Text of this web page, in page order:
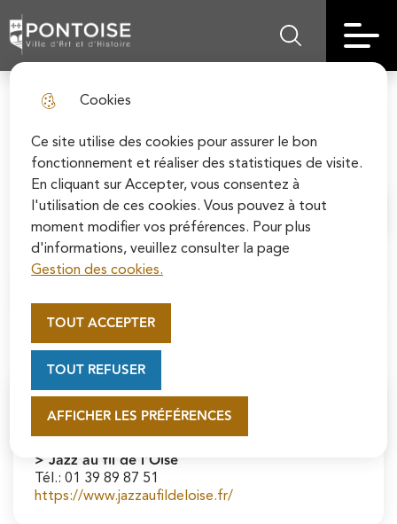
Cookies
Ce site utilise des cookies pour assurer le bon
fonctionnement et réaliser des statistiques de visite.
En cliquant sur Accepter, vous consentez à
l'utilisation de ces cookies. Vous pouvez à tout
moment modifier vos préférences. Pour plus
d'informations, veuillez consulter la page
Gestion des cookies.
AFFICHER LES PRÉFÉRENCES
TOUT ACCEPTER
TOUT REFUSER
to
menu
Skip to
search
Skip to
site map
Soutenez la rénovation de la cathédrale Saint-
Maclou en vous connectant sur le site de la
Fondation du patrimoine.
En savoir plus
Pontoise | Ville d'art et d'histoireMenu principalRechercher sur
l'Oise
Contact
> Jazz au fil de l'Oise
Tél.: 01 39 89 87 51
https://www.jazzaufildeloise.fr/